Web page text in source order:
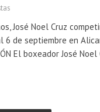
José Noel Cruz
6 de septiembre en
El boxeador José